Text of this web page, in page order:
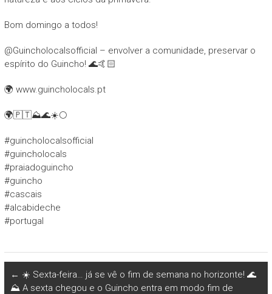
Bom domingo a todos!
@Guincholocalsofficial – envolver a comunidade, preservar o
espírito do Guincho! 🌊🤙🏻
🌍 www.guincholocals.pt
🌍🇵🇹⛰🌊☀️🌕
#guincholocalsofficial
#guincholocals
#praiadoguincho
#guincho
#cascais
#alcabideche
#portugal
← ☀️ Sexta-feira… já se vê o fim de semana no horizonte! 🌊
⛰ A sexta chegou e o Guincho entra em modo fim de